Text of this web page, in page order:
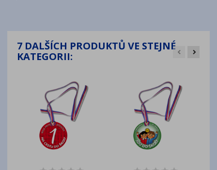
7 DALŠÍCH PRODUKTŮ VE STEJNÉ
KATEGORII: